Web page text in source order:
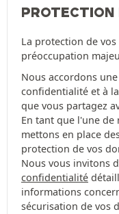
PROTECTION
La protection de
préoccupation
Nous accordons
confidentialité et à
que vous partagez
En tant que l'une
mettons en place
protection de vos
Nous vous invitons
confidentialité
informations
sécurisation de vos